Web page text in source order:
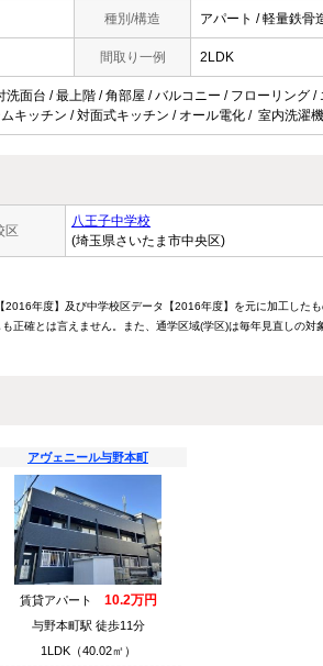
種別/構造 アパート / 軽量鉄骨
間取り一例 2LDK
面台 / 最上階 / 角部屋 / バルコニー / フローリング /
キッチン / 対面式キッチン / オール電化 / 室内洗濯
区
八王子中学校
(埼玉県さいたま市中央区)
年度】及び中学校区データ【2016年度】を元に加工した
正確とは言えません。また、通学区域(学区)は毎年見直しの対
アヴェニール与野本町
賃貸アパート 10.2万円
与野本町駅 徒歩11分
1LDK（40.02㎡）